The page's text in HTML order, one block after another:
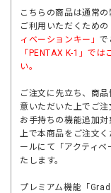
こちらの商品は通常
ご利用いただくための
ィベーションキー」で
「 PENTAX K-1 」では
い。
ご注文に先立ち、商
意いただいた上でご注
お手持ちの機能追加
上で本商品をご注文
ールにて「アクティ
たします。
プレミアム機能「